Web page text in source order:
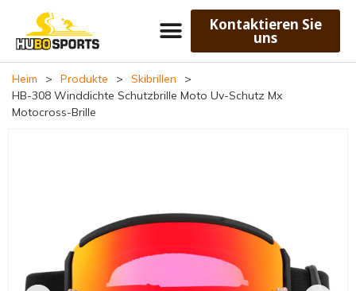
Kontaktieren Sie
uns
Heim > Produkte > Skibrillen
>
HB-308 Winddichte Schutzbrille Moto Uv-Schutz Mx
Motocross-Brille